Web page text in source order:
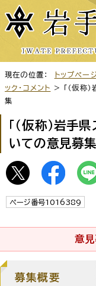
現在の位置： トップペー
ック・コメント
> 「（仮称
集
「（仮称）岩手
いての意見募集
ページ番号1016389
意見
募集概要